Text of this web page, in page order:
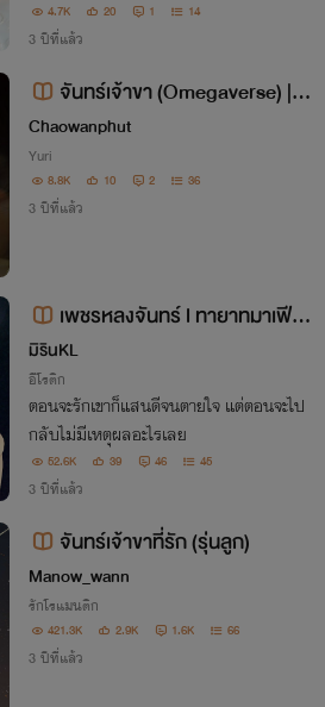
4.7K 20 1 14
3 ปีที่แล้ว
จันทร์เจ้าขา (Omegaverse) | C
haelisa
Chaowanphut
Yuri
8.8K 10 2 36
3 ปีที่แล้ว
เพชรหลงจันทร์ l ทายาทมาเฟีย
(18+)
มิรินKL
อีโรติก
ตอนจะรักเขาก็แสนดีจนตายใจ แต่ตอนจะไป
กลับไม่มีเหตุผลอะไรเลย
52.6K 39 46 45
3 ปีที่แล้ว
จันทร์เจ้าขาที่รัก​ (รุ่นลูก)​
Manow_wann
รักโรแมนติก
421.3K 2.9K 1.6K 66
3 ปีที่แล้ว